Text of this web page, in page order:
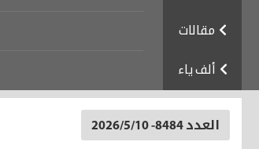
مقالات
ألف ياء
العدد 8484- 2026/5/10